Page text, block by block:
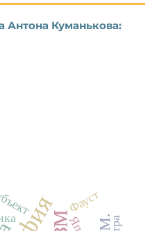
Куманькова:
Фауст